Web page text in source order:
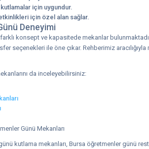
için uygundur.
etkinlikleri için özel alan sağlar.
Deneyimi
konsept ve kapasitede mekanlar
seçenekleri ile öne çıkar. Rehberimiz
da inceleyebilirsiniz:
Günü Mekanları
kutlama mekanları, Bursa öğretmenler günü